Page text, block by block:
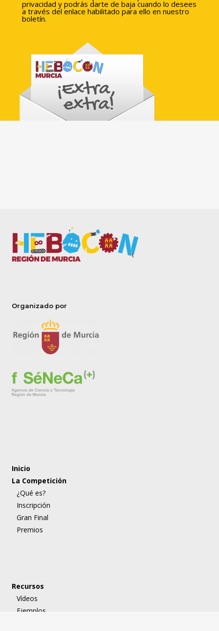
privacidad y podrás darte de baja cuando lo desees
a través del enlace habilitado para ello en nuestro
boletín.
Organizado por
Inicio
La Competición
¿Qué es?
Inscripción
Gran Final
Premios
Recursos
Vídeos
Ejemplos